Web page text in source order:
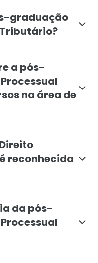
graduação
a pós-
na área de
reconhecida
da pós-